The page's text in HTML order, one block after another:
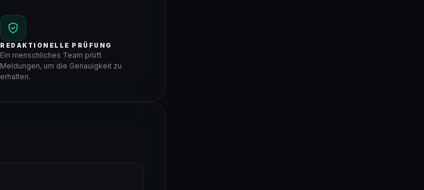
REDAKTIONELLE PRÜFUNG
Ein menschliches Team prüft
Meldungen, um die Genauigkeit zu
erhalten.